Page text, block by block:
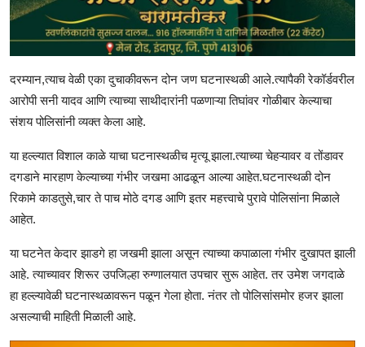
दरम्यान,त्याच वेळी एका दुचाकीवरून दोन जण घटनास्थळी आले.त्यापैकी रेकॉर्डवरील
आरोपी सनी यादव आणि त्याच्या साथीदारांनी पळणाऱ्या तिघांवर गोळीबार केल्याचा
संशय पोलिसांनी व्यक्त केला आहे.
या हल्ल्यात विशाल काळे याचा घटनास्थळीच मृत्यू झाला.त्याच्या चेहऱ्यावर व तोंडावर
दगडाने मारहाण केल्याच्या गंभीर जखमा आढळून आल्या आहेत.घटनास्थळी दोन
रिकामे काडतुसे,चार ते पाच मोठे दगड आणि इतर महत्त्वाचे पुरावे पोलिसांना मिळाले
आहेत.
या घटनेत केदार झाडगे हा जखमी झाला असून त्याच्या कपाळाला गंभीर दुखापत झाली
आहे. त्याच्यावर शिरूर उपजिल्हा रुग्णालयात उपचार सुरू आहेत. तर उमेश जगदाळे
हा हल्ल्यावेळी घटनास्थळावरून पळून गेला होता. नंतर तो पोलिसांसमोर हजर झाला
असल्याची माहिती मिळाली आहे.